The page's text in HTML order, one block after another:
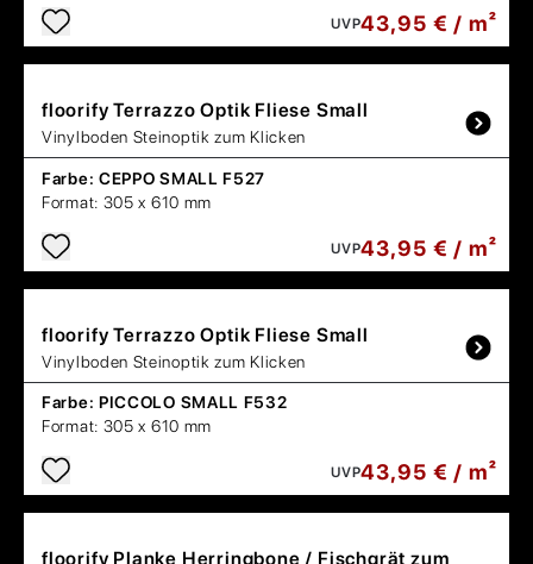
UVP43,95 € / m²
floorify Terrazzo Optik Fliese Small
Vinylboden Steinoptik zum Klicken
Farbe: CEPPO SMALL F527
Format: 305 x 610 mm
UVP43,95 € / m²
floorify Terrazzo Optik Fliese Small
Vinylboden Steinoptik zum Klicken
Farbe: PICCOLO SMALL F532
Format: 305 x 610 mm
UVP43,95 € / m²
floorify Planke Herringbone / Fischgrät zum